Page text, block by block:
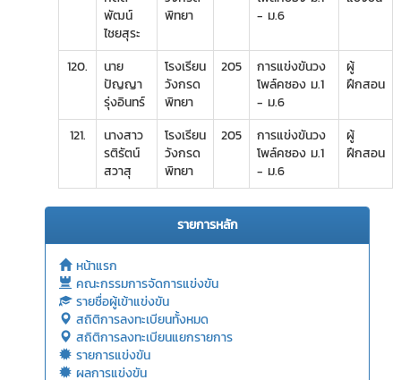
พัฒน์
ไชยสุระ
พิทยา
- ม.6
120.
นาย
ปัญญา
รุ่งอินทร์
โรงเรียน
วังกรด
พิทยา
205
การแข่งขันวง
โพล์คซอง ม.1
- ม.6
ผู้
ฝึกสอน
121.
นางสาว
รติรัตน์
สวาสุ
โรงเรียน
วังกรด
พิทยา
205
การแข่งขันวง
โพล์คซอง ม.1
- ม.6
ผู้
ฝึกสอน
รายการหลัก
หน้าแรก
คณะกรรมการจัดการแข่งขัน
รายชื่อผู้เข้าแข่งขัน
สถิติการลงทะเบียนทั้งหมด
สถิติการลงทะเบียนแยกรายการ
รายการแข่งขัน
ผลการแข่งขัน